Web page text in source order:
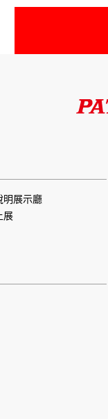
明展示廳
展